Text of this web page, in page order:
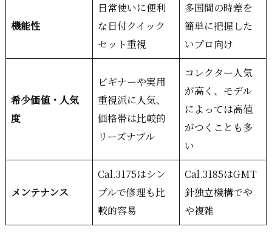
機能性
日常使いに便利
な日付クイック
セット重視
多国間の時差を
簡単に把握した
いプロ向け
希少価値・人気
度
ビギナーや実用
重視派に人気、
価格帯は比較的
リーズナブル
コレクター人気
が高く、モデル
によっては高値
がつくことも多
い
メンテナンス
Cal.3175はシン
プルで修理も比
較的容易
Cal.3185はGMT
針独立機構でや
や複雑